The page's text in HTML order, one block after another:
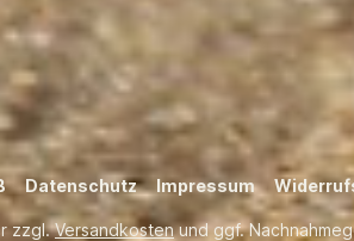
Datenschutz Impressum
zzgl.Versandkostenund ggf.